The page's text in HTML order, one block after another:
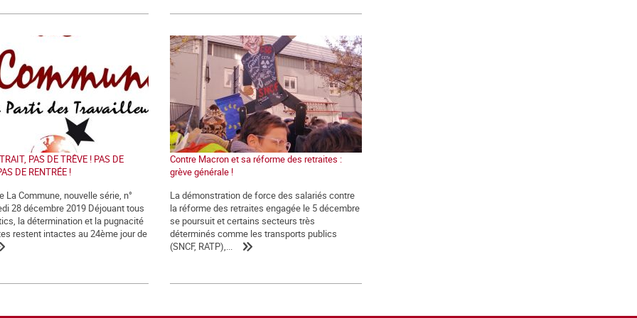
PAS DE TRÊVE ! PAS DE
DE RENTRÉE !
La Commune, nouvelle série, n°
28 décembre 2019 Déjouant tous
la détermination et la pugnacité
restent intactes au 24ème jour de
Contre Macron et sa réforme des retraites :
grève générale !
La démonstration de force des salariés contre
la réforme des retraites engagée le 5 décembre
se poursuit et certains secteurs très
déterminés comme les transports publics
(SNCF, RATP),...